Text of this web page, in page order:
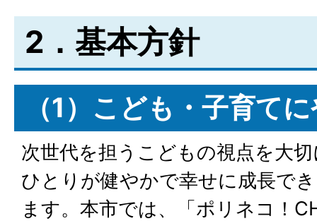
2．基本方針
（1）こども・子育て
次世代を担うこどもの視点を大
ひとりが健やかで幸せに成長で
ます。本市では、「ポリネコ！